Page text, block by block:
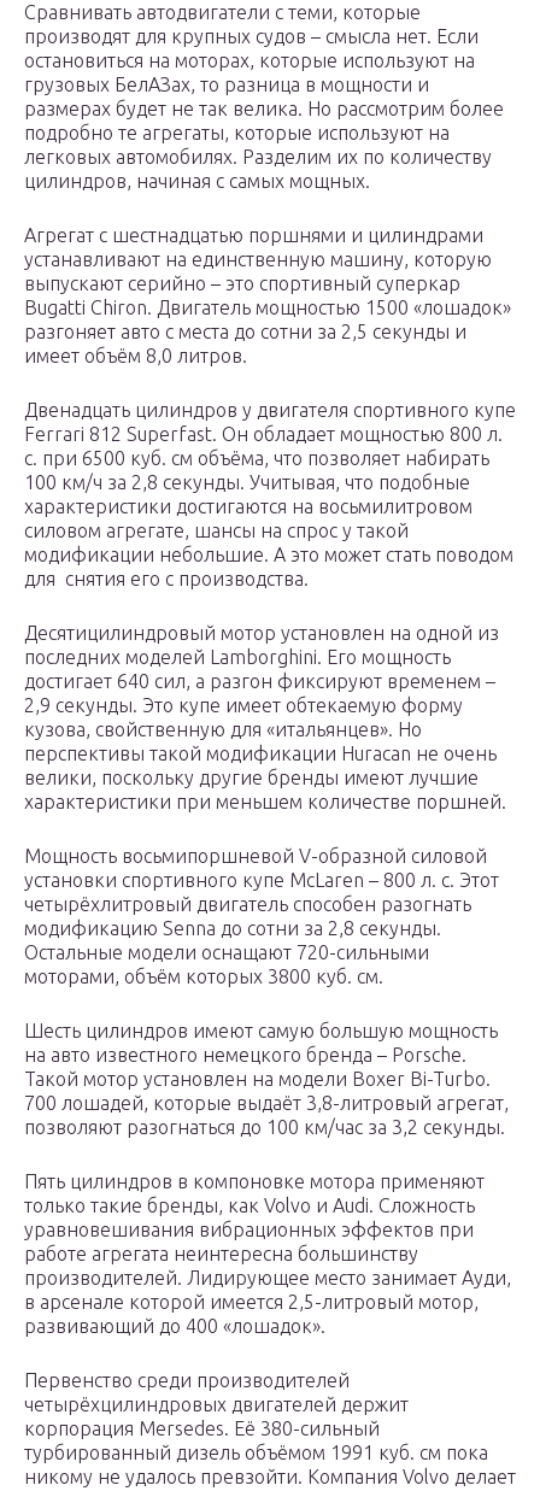
Сравнивать автодвигатели с теми, которые
производят для крупных судов – смысла нет. Если
остановиться на моторах, которые используют на
грузовых БелАЗах, то разница в мощности и
размерах будет не так велика. Но рассмотрим более
подробно те агрегаты, которые используют на
легковых автомобилях. Разделим их по количеству
цилиндров, начиная с самых мощных.
Агрегат с шестнадцатью поршнями и цилиндрами
устанавливают на единственную машину, которую
выпускают серийно – это спортивный суперкар
Bugatti Chiron. Двигатель мощностью 1500 «лошадок»
разгоняет авто с места до сотни за 2,5 секунды и
имеет объём 8,0 литров.
Двенадцать цилиндров у двигателя спортивного купе
Ferrari 812 Superfast. Он обладает мощностью 800 л.
с. при 6500 куб. см объёма, что позволяет набирать
100 км/ч за 2,8 секунды. Учитывая, что подобные
характеристики достигаются на восьмилитровом
силовом агрегате, шансы на спрос у такой
модификации небольшие. А это может стать поводом
для снятия его с производства.
Десятицилиндровый мотор установлен на одной из
последних моделей Lamborghini. Его мощность
достигает 640 сил, а разгон фиксируют временем –
2,9 секунды. Это купе имеет обтекаемую форму
кузова, свойственную для «итальянцев». Но
перспективы такой модификации Huracan не очень
велики, поскольку другие бренды имеют лучшие
характеристики при меньшем количестве поршней.
Мощность восьмипоршневой V-образной силовой
установки спортивного купе McLaren – 800 л. с. Этот
четырёхлитровый двигатель способен разогнать
модификацию Senna до сотни за 2,8 секунды.
Остальные модели оснащают 720-сильными
моторами, объём которых 3800 куб. см.
Шесть цилиндров имеют самую большую мощность
на авто известного немецкого бренда – Porsche.
Такой мотор установлен на модели Boxer Bi-Turbo.
700 лошадей, которые выдаёт 3,8-литровый агрегат,
позволяют разогнаться до 100 км/час за 3,2 секунды.
Пять цилиндров в компоновке мотора применяют
только такие бренды, как Volvo и Audi. Сложность
уравновешивания вибрационных эффектов при
работе агрегата неинтересна большинству
производителей. Лидирующее место занимает Ауди,
в арсенале которой имеется 2,5-литровый мотор,
развивающий до 400 «лошадок».
Первенство среди производителей
четырёхцилиндровых двигателей держит
корпорация Mersedes. Её 380-сильный
турбированный дизель объёмом 1991 куб. см пока
никому не удалось превзойти. Компания Volvo делает